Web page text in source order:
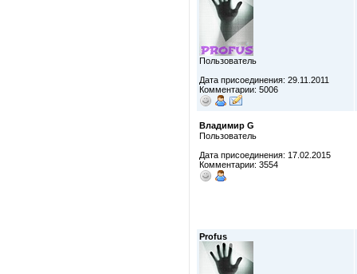
Пользователь
Дата присоединения: 29.11.2011
Комментарии: 5006
Владимир G
Пользователь
Дата присоединения: 17.02.2015
Комментарии: 3554
Profus